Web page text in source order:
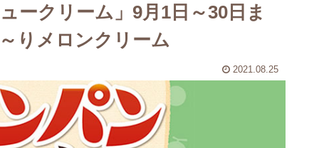
ークリーム」9月1日～30日ま
りメロンクリーム
2021.08.25